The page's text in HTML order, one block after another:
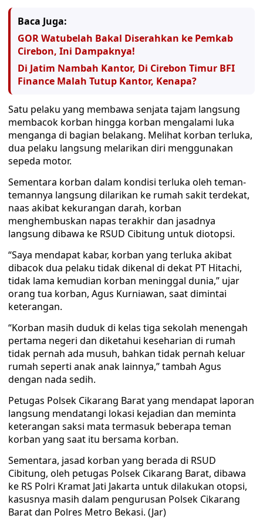
Baca Juga:
GOR Watubelah Bakal Diserahkan ke Pemkab
Cirebon, Ini Dampaknya!
Di Jatim Nambah Kantor, Di Cirebon Timur BFI
Finance Malah Tutup Kantor, Kenapa?
Satu pelaku yang membawa senjata tajam langsung
membacok korban hingga korban mengalami luka
menganga di bagian belakang. Melihat korban terluka,
dua pelaku langsung melarikan diri menggunakan
sepeda motor.
Sementara korban dalam kondisi terluka oleh teman-
temannya langsung dilarikan ke rumah sakit terdekat,
naas akibat kekurangan darah, korban
menghembuskan napas terakhir dan jasadnya
langsung dibawa ke RSUD Cibitung untuk diotopsi.
“Saya mendapat kabar, korban yang terluka akibat
dibacok dua pelaku tidak dikenal di dekat PT Hitachi,
tidak lama kemudian korban meninggal dunia,” ujar
orang tua korban, Agus Kurniawan, saat dimintai
keterangan.
“Korban masih duduk di kelas tiga sekolah menengah
pertama negeri dan diketahui keseharian di rumah
tidak pernah ada musuh, bahkan tidak pernah keluar
rumah seperti anak anak lainnya,” tambah Agus
dengan nada sedih.
Petugas Polsek Cikarang Barat yang mendapat laporan
langsung mendatangi lokasi kejadian dan meminta
keterangan saksi mata termasuk beberapa teman
korban yang saat itu bersama korban.
Sementara, jasad korban yang berada di RSUD
Cibitung, oleh petugas Polsek Cikarang Barat, dibawa
ke RS Polri Kramat Jati Jakarta untuk dilakukan otopsi,
kasusnya masih dalam pengurusan Polsek Cikarang
Barat dan Polres Metro Bekasi. (Jar)